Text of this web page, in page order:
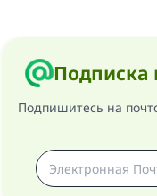
Подписка
Подпишитесь на